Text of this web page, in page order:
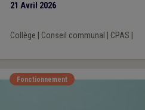
21 Avril 2026
Collège Conseil communal CPAS
Fonctionnement